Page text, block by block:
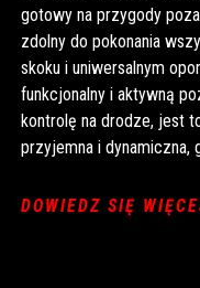
gotowy na przygody
zdolny do pokonania
skoku i uniwersalnym
funkcjonalny i aktywną
kontrolę na drodze, jest
przyjemna i dynamiczna,
DOWIEDZ SIĘ